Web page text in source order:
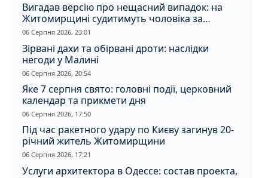
Вигадав версію про нещасний випадок: на
Житомирщині судитимуть чоловіка за
вбивство співмешканки
06 Серпня 2026, 23:01
Зірвані дахи та обірвані дроти: наслідки
негоди у Малині
06 Серпня 2026, 20:54
Яке 7 серпня свято: головні події, церковний
календар та прикмети дня
06 Серпня 2026, 17:50
Під час ракетного удару по Києву загинув 20-
річний житель Житомирщини
06 Серпня 2026, 17:21
Услуги архитектора в Одессе: состав проекта,